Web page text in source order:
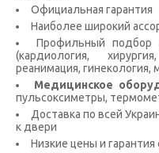
Официальная гарантия
Наиболее широкий
Профильный подбор
(кардиология,
реанимация,
Медицинское
пульсоксиметры,
Доставка по всей
к двери
Низкие цены и гарантия